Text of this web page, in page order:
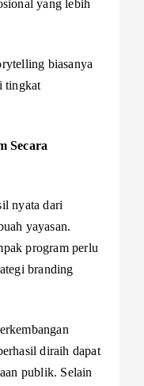
yang lebih
biasanya
tingkat
Secara
nyata dari
yayasan.
program perlu
branding
diraih dapat
publik. Selain